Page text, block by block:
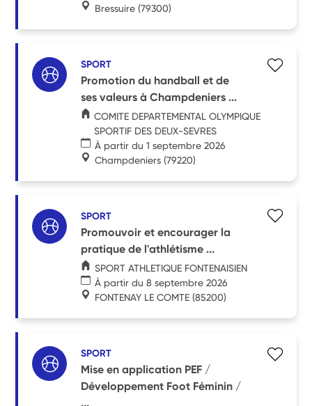
Bressuire (79300)
SPORT
Promotion du handball et de
ses valeurs à Champdeniers ...
COMITE DEPARTEMENTAL OLYMPIQUE
SPORTIF DES DEUX-SEVRES
À partir du 1 septembre 2026
Champdeniers (79220)
SPORT
Promouvoir et encourager la
pratique de l'athlétisme ...
SPORT ATHLETIQUE FONTENAISIEN
À partir du 8 septembre 2026
FONTENAY LE COMTE (85200)
SPORT
Mise en application PEF /
Développement Foot Féminin /
...